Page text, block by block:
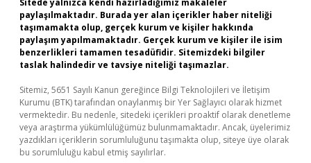
Sitede yalnızca kendi hazırladığımız makaleler
paylaşılmaktadır. Burada yer alan içerikler haber niteliği
taşımamakta olup, gerçek kurum ve kişiler hakkında
paylaşım yapılmamaktadır. Gerçek kurum ve kişiler ile isim
benzerlikleri tamamen tesadüfidir. Sitemizdeki bilgiler
taslak halindedir ve tavsiye niteliği taşımazlar.
Sitemiz, 5651 Sayılı Kanun gereğince Bilgi Teknolojileri ve İletişim
Kurumu (BTK) tarafından onaylanmış bir Yer Sağlayıcı olarak hizmet
vermektedir. Bu nedenle, sitedeki içerikleri proaktif olarak denetleme
veya araştırma yükümlülüğümüz bulunmamaktadır. Ancak, üyelerimiz
yazdıkları içeriklerin sorumluluğunu taşımakta olup, siteye üye olarak
bu sorumluluğu kabul etmiş sayılırlar.